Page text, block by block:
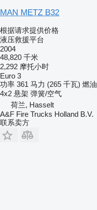
MAN METZ B32
根据请求提供价格
液压救援平台
2004
48,820 千米
2,292 摩托小时
Euro 3
功率 361 马力 (265 千瓦) 燃油
4x2 悬架 弹簧/空气
荷兰, Hasselt
A&F Fire Trucks Holland B.V.
联系卖方